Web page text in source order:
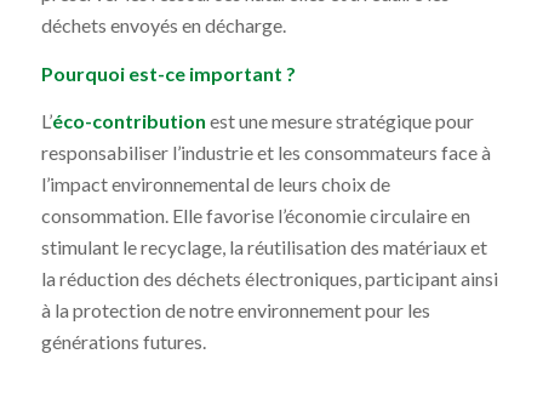
déchets envoyés en décharge.
Pourquoi est-ce important ?
L’éco-contribution est une mesure stratégique pour
responsabiliser l’industrie et les consommateurs face à
l’impact environnemental de leurs choix de
consommation. Elle favorise l’économie circulaire en
stimulant le recyclage, la réutilisation des matériaux et
la réduction des déchets électroniques, participant ainsi
à la protection de notre environnement pour les
générations futures.